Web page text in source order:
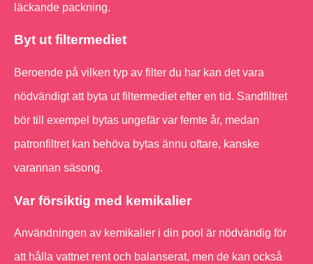
läckande packning.
Byt ut filtermediet
Beroende på vilken typ av filter du har kan det vara
nödvändigt att byta ut filtermediet efter en tid. Sandfiltret
bör till exempel bytas ungefär var femte år, medan
patronfiltret kan behöva bytas ännu oftare, kanske
varannan säsong.
Var försiktig med kemikalier
Användningen av kemikalier i din pool är nödvändig för
att hålla vattnet rent och balanserat, men de kan också